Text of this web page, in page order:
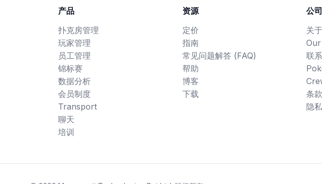
产品
扑克房管理
玩家管理
员工管理
锦标赛
数据分析
会员制度
Transport
聊天
培训
资源
定价
指南
常见问题解答 (FAQ)
帮助
博客
下载
公司
关
联
条
隐